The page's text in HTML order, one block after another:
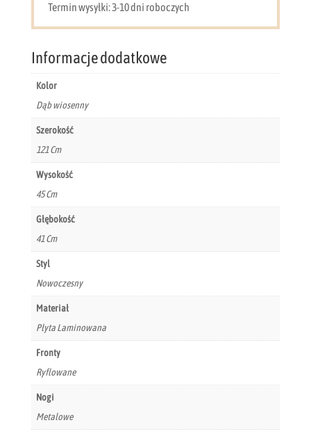
Termin wysyłki: 3-10 dni roboczych
Informacje dodatkowe
Kolor
Dąb wiosenny
Szerokość
121 Cm
Wysokość
45 Cm
Głębokość
41 Cm
Styl
Nowoczesny
Materiał
Płyta Laminowana
Fronty
Ryflowane
Nogi
Metalowe